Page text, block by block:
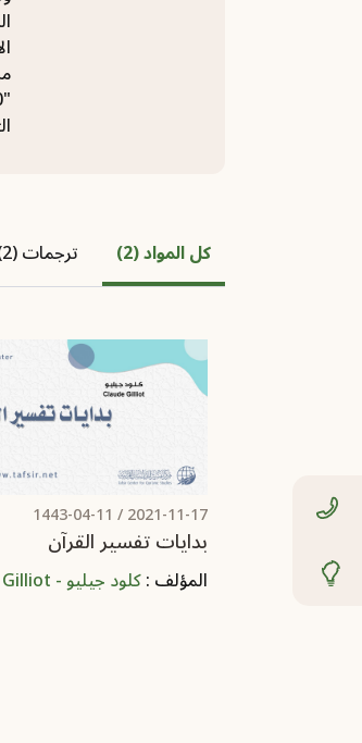
"Exégèse، langue et théologie en islam: L’exégèse coranique de Tabari" ,1990.
كل المواد (2) ترجمات (2)
2021-11-17
/ 1443-04-11
بدايات تفسير القرآن
المؤلف :كلود جيليو - Claude Gilliot